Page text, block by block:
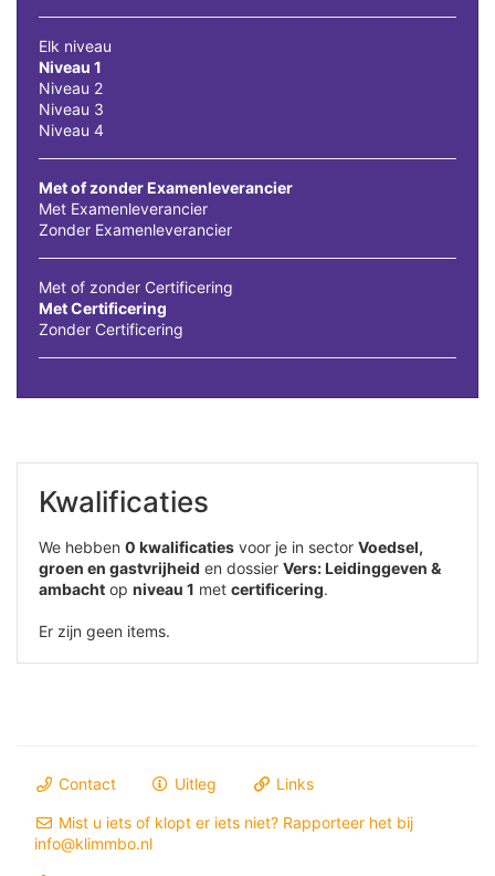
Elk niveau
Niveau 1
Niveau 2
Niveau 3
Niveau 4
Met of zonder Examenleverancier
Met Examenleverancier
Zonder Examenleverancier
Met of zonder Certificering
Met Certificering
Zonder Certificering
Kwalificaties
We hebben 0 kwalificaties voor je in sector Voedsel,
groen en gastvrijheid en dossier Vers: Leidinggeven &
ambacht op niveau 1 met certificering.
Er zijn geen items.
Contact Uitleg Links
Mist u iets of klopt er iets niet? Rapporteer het bij
info@klimmbo.nl